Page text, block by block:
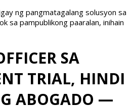
ng pangmatagalang solusyon sa
sa pampublikong paaralan, inihain
SA
TRIAL, HINDI
ABOGADO —